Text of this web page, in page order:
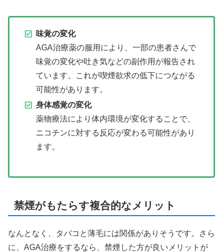
味覚の変化
AGA治療薬の服用により、一部の患者さんで
味覚の変化や吐き気などの副作用が報告され
ています。これが喫煙欲求の低下につながる
可能性があります。
身体感覚の変化
薬物療法により体内環境が変化することで、
ニコチンに対する反応が変わる可能性があり
ます。
禁煙がもたらす複合的なメリット
なんとなく、タバコと薄毛には関係がありそうです。さら
に、AGA治療をするなら、禁煙した方が良いメリットが